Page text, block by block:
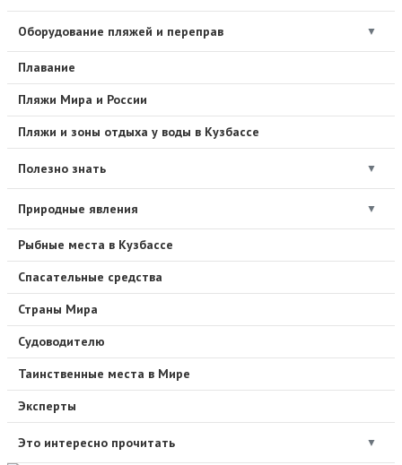
Оборудование пляжей и переправ ▼
Плавание
Пляжи Мира и России
Пляжи и зоны отдыха у воды в Кузбассе
Полезно знать ▼
Природные явления ▼
Рыбные места в Кузбассе
Спасательные средства
Страны Мира
Судоводителю
Таинственные места в Мире
Эксперты
Это интересно прочитать ▼